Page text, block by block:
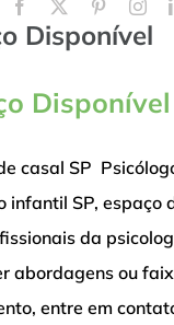
Disponível
Disponível
casal SP
infantil SP, espaço
da
abordagens ou
entre em